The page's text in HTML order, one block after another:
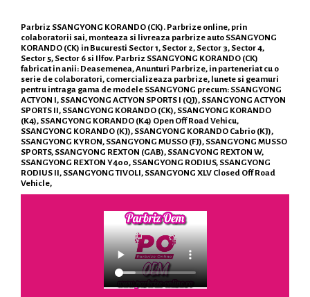
Parbriz SSANGYONG KORANDO (CK). Parbrize online, prin
colaboratorii sai, monteaza si livreaza parbrize auto SSANGYONG
KORANDO (CK) in Bucuresti Sector 1, Sector 2, Sector 3, Sector 4,
Sector 5, Sector 6 si Ilfov. Parbriz SSANGYONG KORANDO (CK)
fabricat in anii: Deasemenea, Anunturi Parbrize, in parteneriat cu o
serie de colaboratori, comercializeaza parbrize, lunete si geamuri
pentru intraga gama de modele SSANGYONG precum: SSANGYONG
ACTYON I, SSANGYONG ACTYON SPORTS I (QJ), SSANGYONG ACTYON
SPORTS II, SSANGYONG KORANDO (CK), SSANGYONG KORANDO
(K4), SSANGYONG KORANDO (K4) Open Off Road Vehicu,
SSANGYONG KORANDO (KJ), SSANGYONG KORANDO Cabrio (KJ),
SSANGYONG KYRON, SSANGYONG MUSSO (FJ), SSANGYONG MUSSO
SPORTS, SSANGYONG REXTON (GAB), SSANGYONG REXTON W,
SSANGYONG REXTON Y400, SSANGYONG RODIUS, SSANGYONG
RODIUS II, SSANGYONG TIVOLI, SSANGYONG XLV Closed Off Road
Vehicle,